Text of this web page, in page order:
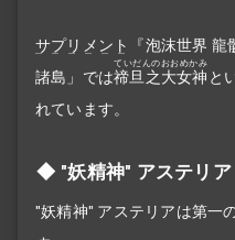
サプリメント
『泡沫世界
諸島」では禘旦之大女神
ていだんのおおめかみ
と
れています。
"妖精神" アステリア
"妖精神" アステリアは第一